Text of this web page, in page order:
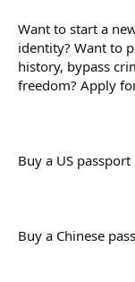
Want to start a
identity? Want to
history, bypass
freedom? Apply
Buy a US passport
Buy a Chinese